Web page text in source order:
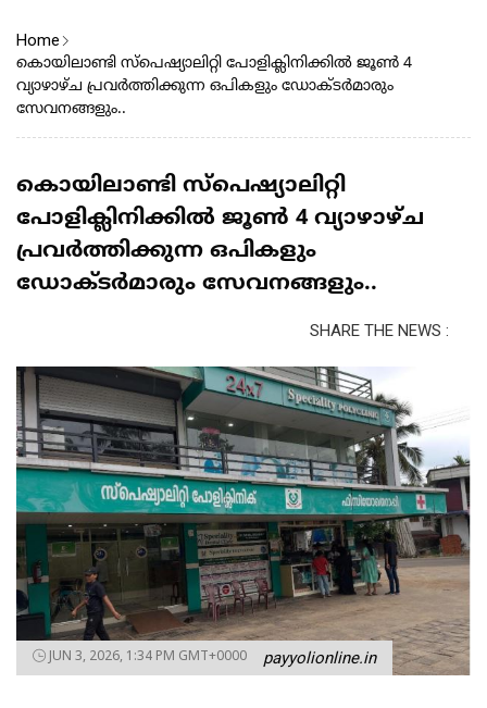
Home
കൊയിലാണ്ടി സ്പെഷ്യാലിറ്റി പോളിക്ലിനിക്കിൽ ജൂൺ 4
വ്യാഴാഴ്ച പ്രവർത്തിക്കുന്ന ഒപികളും ഡോക്ടർമാരും
സേവനങ്ങളും..
കൊയിലാണ്ടി സ്പെഷ്യാലിറ്റി
പോളിക്ലിനിക്കിൽ ജൂൺ 4 വ്യാഴാഴ്ച
പ്രവർത്തിക്കുന്ന ഒപികളും
ഡോക്ടർമാരും സേവനങ്ങളും..
SHARE THE NEWS :
JUN 3, 2026, 1:34 PM GMT+0000 payyolionline.in